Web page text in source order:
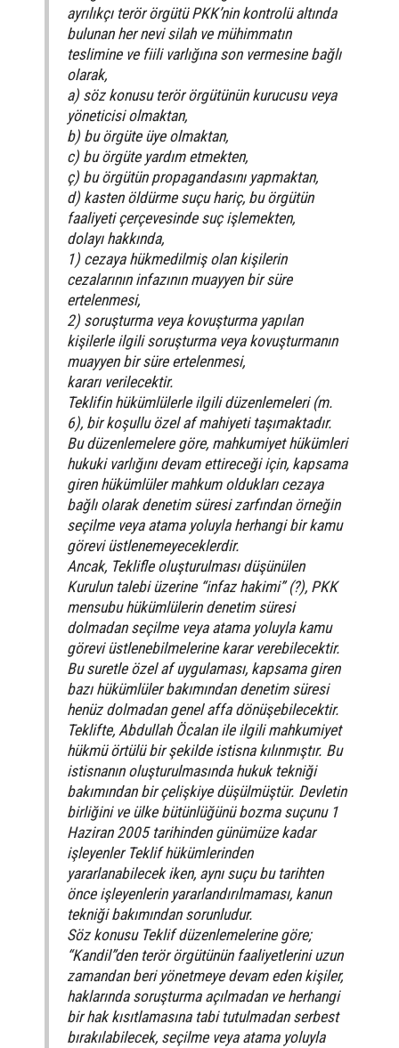
ayrılıkçı terör örgütü PKK’nin kontrolü altında
bulunan her nevi silah ve mühimmatın
teslimine ve fiili varlığına son vermesine bağlı
olarak,
a) söz konusu terör örgütünün kurucusu veya
yöneticisi olmaktan,
b) bu örgüte üye olmaktan,
c) bu örgüte yardım etmekten,
ç) bu örgütün propagandasını yapmaktan,
d) kasten öldürme suçu hariç, bu örgütün
faaliyeti çerçevesinde suç işlemekten,
dolayı hakkında,
1) cezaya hükmedilmiş olan kişilerin
cezalarının infazının muayyen bir süre
ertelenmesi,
2) soruşturma veya kovuşturma yapılan
kişilerle ilgili soruşturma veya kovuşturmanın
muayyen bir süre ertelenmesi,
kararı verilecektir.
Teklifin hükümlülerle ilgili düzenlemeleri (m.
6), bir koşullu özel af mahiyeti taşımaktadır.
Bu düzenlemelere göre, mahkumiyet hükümleri
hukuki varlığını devam ettireceği için, kapsama
giren hükümlüler mahkum oldukları cezaya
bağlı olarak denetim süresi zarfından örneğin
seçilme veya atama yoluyla herhangi bir kamu
görevi üstlenemeyeceklerdir.
Ancak, Teklifle oluşturulması düşünülen
Kurulun talebi üzerine “infaz hakimi” (?), PKK
mensubu hükümlülerin denetim süresi
dolmadan seçilme veya atama yoluyla kamu
görevi üstlenebilmelerine karar verebilecektir.
Bu suretle özel af uygulaması, kapsama giren
bazı hükümlüler bakımından denetim süresi
henüz dolmadan genel affa dönüşebilecektir.
Teklifte, Abdullah Öcalan ile ilgili mahkumiyet
hükmü örtülü bir şekilde istisna kılınmıştır. Bu
istisnanın oluşturulmasında hukuk tekniği
bakımından bir çelişkiye düşülmüştür. Devletin
birliğini ve ülke bütünlüğünü bozma suçunu 1
Haziran 2005 tarihinden günümüze kadar
işleyenler Teklif hükümlerinden
yararlanabilecek iken, aynı suçu bu tarihten
önce işleyenlerin yararlandırılmaması, kanun
tekniği bakımından sorunludur.
Söz konusu Teklif düzenlemelerine göre;
“Kandil”den terör örgütünün faaliyetlerini uzun
zamandan beri yönetmeye devam eden kişiler,
haklarında soruşturma açılmadan ve herhangi
bir hak kısıtlamasına tabi tutulmadan serbest
bırakılabilecek, seçilme veya atama yoluyla